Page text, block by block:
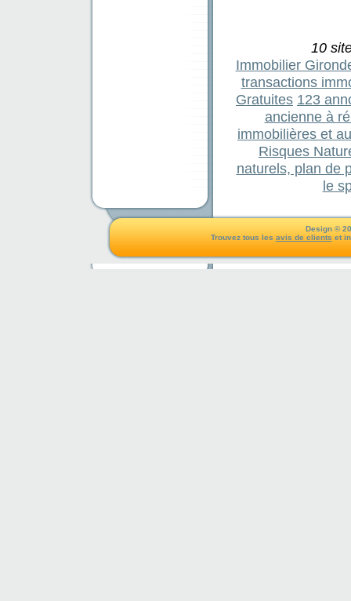
10
Immobilier
transactions
Gratuites 123
ancienne à
immobilières et
Risques
naturels, plan de
le
Design ©
Trouvez tous les avis de clients et